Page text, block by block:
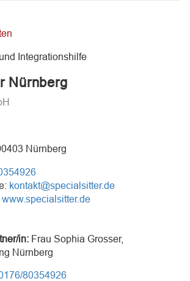
Integrationshilfe
Nürnberg
Nürnberg
kontakt@specialsitter.de
www.specialsitter.de
in: Frau Sophia Grosser,
Nürnberg
80354926